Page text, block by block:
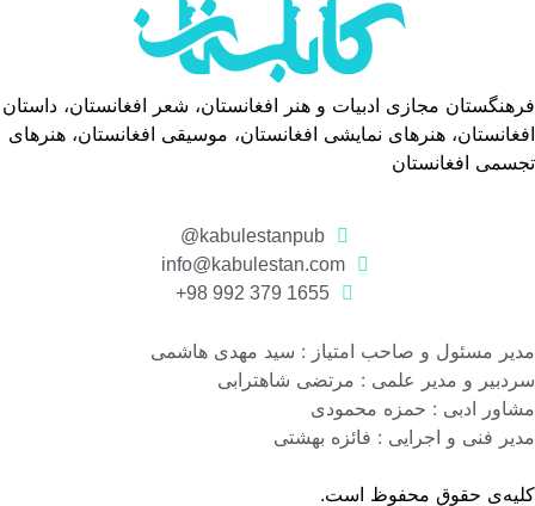
فرهنگستان مجازی ادبیات و هنر افغانستان، شعر افغانستان، داستان
افغانستان، هنرهای نمایشی افغانستان، موسیقی افغانستان، هنرهای
تجسمی افغانستان
kabulestanpub@
info@kabulestan.com
1655 379 992 98+
مدیر مسئول و صاحب امتیاز : سید مهدی هاشمی
سردبیر و مدیر علمی : مرتضی شاهترابی
مشاور ادبی : حمزه محمودی
مدیر فنی و اجرایی : فائزه بهشتی
کلیه‌ی حقوق محفوظ است.